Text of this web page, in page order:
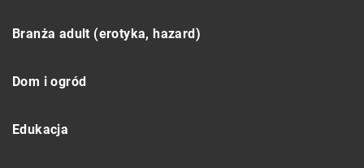
Branża adult (erotyka, hazard)
Dom i ogród
Edukacja